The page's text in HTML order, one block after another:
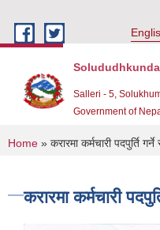
Salleri - 5,
Government of
You are here
Home » करारमा कर्मचारी पदपुर्ति
करारमा कर्मचारी